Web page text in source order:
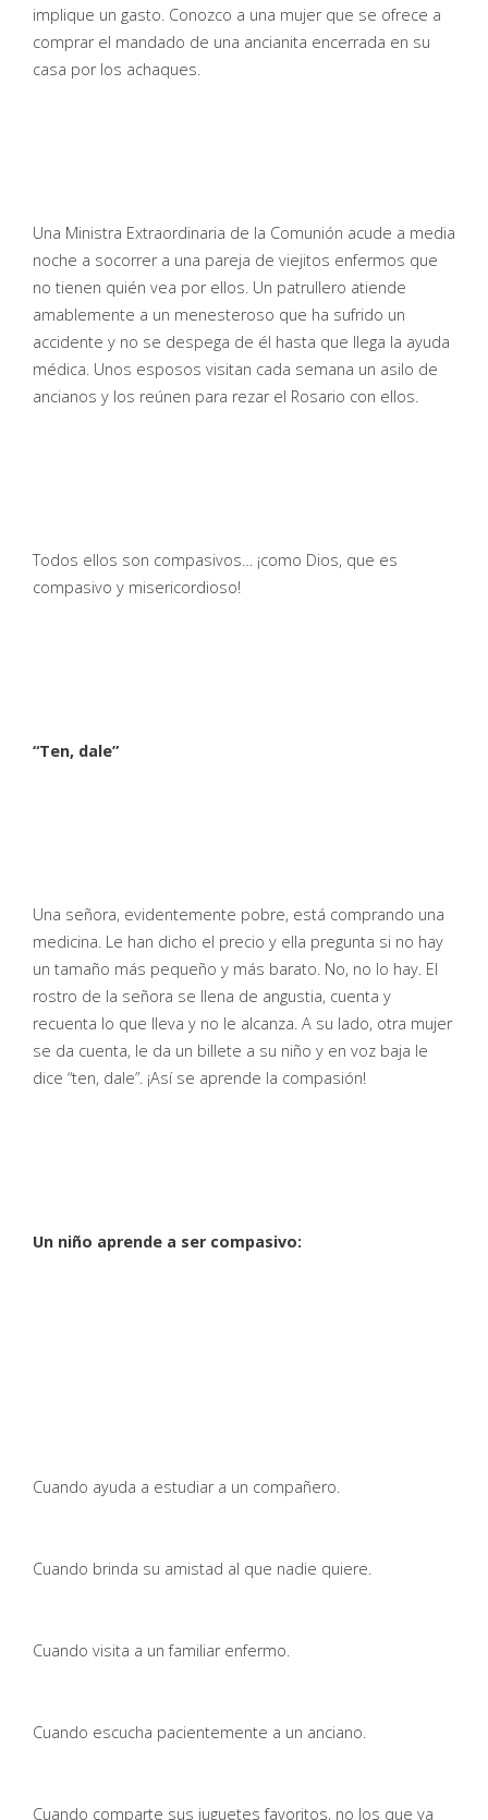
implique un gasto. Conozco a una mujer que se ofrece a
comprar el mandado de una ancianita encerrada en su
casa por los achaques.
Una Ministra Extraordinaria de la Comunión acude a media
noche a socorrer a una pareja de viejitos enfermos que
no tienen quién vea por ellos. Un patrullero atiende
amablemente a un menesteroso que ha sufrido un
accidente y no se despega de él hasta que llega la ayuda
médica. Unos esposos visitan cada semana un asilo de
ancianos y los reúnen para rezar el Rosario con ellos.
Todos ellos son compasivos… ¡como Dios, que es
compasivo y misericordioso!
“Ten, dale”
Una señora, evidentemente pobre, está comprando una
medicina. Le han dicho el precio y ella pregunta si no hay
un tamaño más pequeño y más barato. No, no lo hay. El
rostro de la señora se llena de angustia, cuenta y
recuenta lo que lleva y no le alcanza. A su lado, otra mujer
se da cuenta, le da un billete a su niño y en voz baja le
dice “ten, dale”. ¡Así se aprende la compasión!
Un niño aprende a ser compasivo:
Cuando ayuda a estudiar a un compañero.
Cuando brinda su amistad al que nadie quiere.
Cuando visita a un familiar enfermo.
Cuando escucha pacientemente a un anciano.
Cuando comparte sus juguetes favoritos, no los que ya